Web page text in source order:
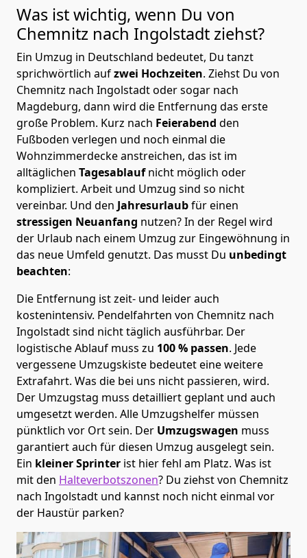
Was ist wichtig, wenn Du von
Chemnitz nach Ingolstadt ziehst?
Ein Umzug in Deutschland bedeutet, Du tanzt
sprichwörtlich aufzwei Hochzeiten. Ziehst Du von
Chemnitz nach Ingolstadt oder sogar nach
Magdeburg, dann wird die Entfernung das erste
große Problem. Kurz nach Feierabend den
Fußboden verlegen und noch einmal die
Wohnzimmerdecke anstreichen, das ist im
alltäglichen Tagesablaufnicht möglich oder
kompliziert. Arbeit und Umzug sind so nicht
vereinbar. Und den Jahresurlaubfür einen
stressigen Neuanfang nutzen? In der Regel wird
der Urlaub nach einem Umzug zur Eingewöhnung in
das neue Umfeld genutzt. Das musst Du unbedingt
beachten:
Die Entfernung ist zeit- und leider auch
kostenintensiv. Pendelfahrten von Chemnitz nach
Ingolstadt sind nicht täglich ausführbar. Der
logistische Ablauf muss zu 100 % passen. Jede
vergessene Umzugskiste bedeutet eine weitere
Extrafahrt. Was die bei uns nicht passieren, wird.
Der Umzugstag muss detailliert geplant und auch
umgesetzt werden. Alle Umzugshelfer müssen
pünktlich vor Ort sein. Der Umzugswagen muss
garantiert auch für diesen Umzug ausgelegt sein.
Ein kleiner Sprinter ist hier fehl am Platz. Was ist
mit den Halteverbotszonen? Du ziehst von Chemnitz
nach Ingolstadt und kannst noch nicht einmal vor
der Haustür parken?